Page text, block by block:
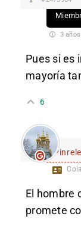
3
Pues si es
mayoría
6
El hombre
promete